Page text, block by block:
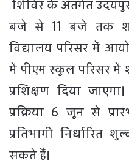
शिविर के अंतर्गत
बजे से 11 बजे तक
विद्यालय परिसर में
में पीएम स्कूल परिसर
प्रशिक्षण दिया
प्रक्रिया 6 जून से
प्रतिभागी
सकते हैं।